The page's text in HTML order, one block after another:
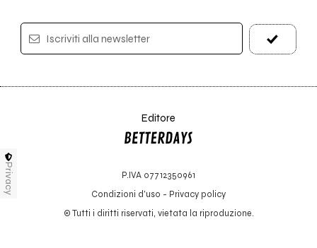
Iscriviti alla newsletter
Editore
P.IVA 07712350961
Condizioni d'uso - Privacy policy
© Tutti i diritti riservati, vietata la riproduzione.
Privacy